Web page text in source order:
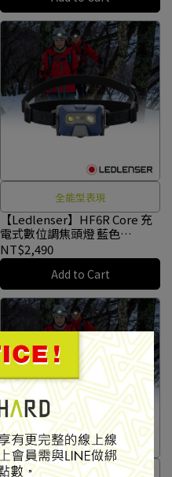
全能型表現
【Ledlenser】HF6R Core 充
電式數位調焦頭燈 藍色
#502966
NT$2,490
Add to Cart